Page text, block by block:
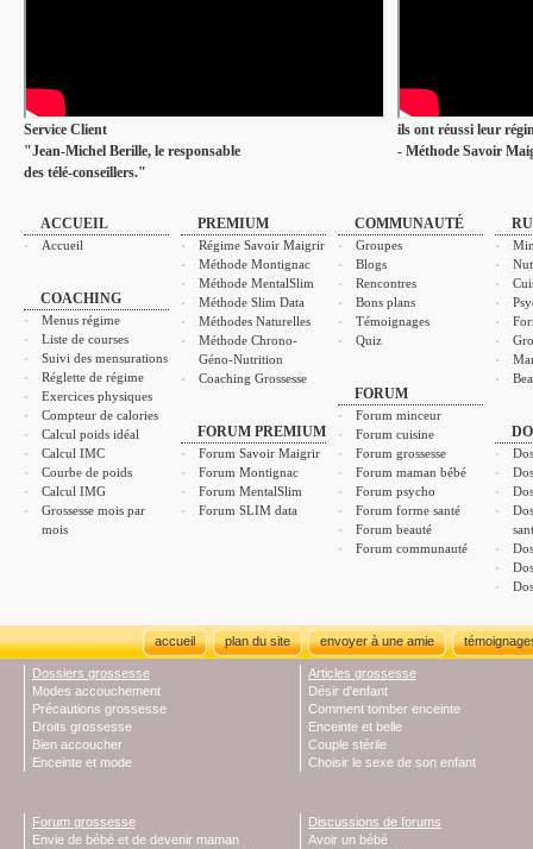
Service Client
"Jean-Michel Berille, le responsable
des télé-conseillers."
ils ont réussi leur
- Méthode Savoir
ACCUEIL
Accueil
COACHING
Menus régime
Liste de courses
Suivi des mensurations
Réglette de régime
Exercices physiques
Compteur de calories
Calcul poids idéal
Calcul IMC
Courbe de poids
Calcul IMG
Grossesse mois par
mois
PREMIUM
Régime Savoir Maigrir
Méthode Montignac
Méthode MentalSlim
Méthode Slim Data
Méthodes Naturelles
Méthode Chrono-
Géno-Nutrition
Coaching Grossesse
FORUM PREMIUM
Forum Savoir Maigrir
Forum Montignac
Forum MentalSlim
Forum SLIM data
COMMUNAUTÉ
Groupes
Blogs
Rencontres
Bons plans
Témoignages
Quiz
FORUM
Forum minceur
Forum cuisine
Forum grossesse
Forum maman bébé
Forum psycho
Forum forme santé
Forum beauté
Forum communauté
accueil plan du site envoyer à une amie
Dossiers grossesse
Modes accouchement
Précautions grossesse
Droits grossesse
Bien accoucher
Enceinte et mode
Articles grossesse
Désir d'enfant
Comment tomber enceinte
Enceinte et belle
Couple stérile
Choisir le sexe de son enfant
Forum grossesse
Envie de bébé et de devenir maman
Discussions de forums
Avoir un bébé